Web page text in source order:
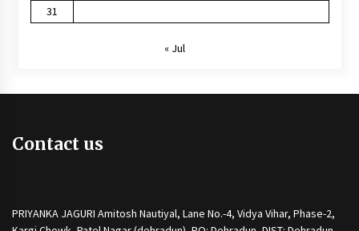
31
« Jul
Contact us
PRIYANKA JAGURI Amitosh Nautiyal, Lane No.-4, Vidya Vihar, Phase-2,